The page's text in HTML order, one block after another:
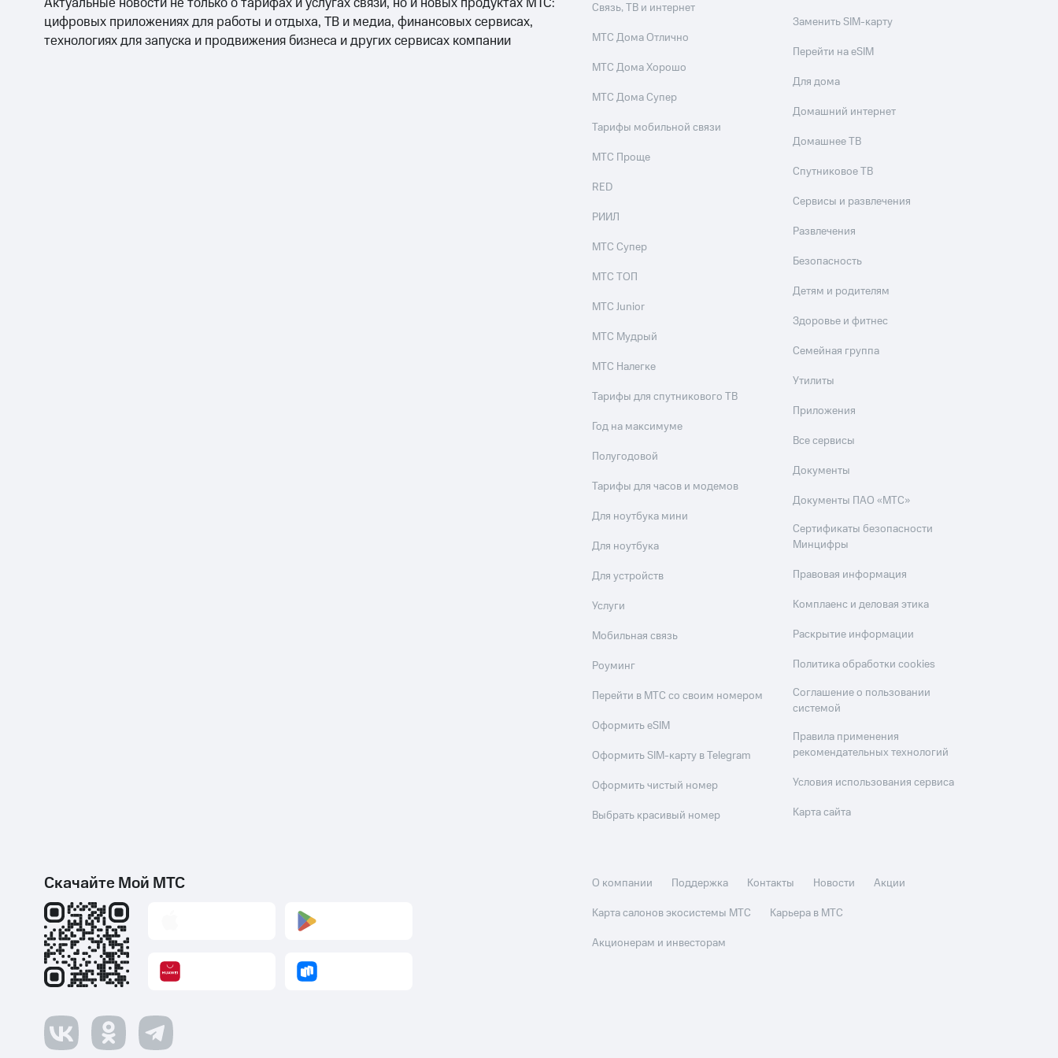
цифровых приложениях для работы и отдыха, ТВ и медиа, финансовых сервисах,
технологиях для запуска и продвижения бизнеса и других сервисах компании
Связь, ТВ и интернет
МТС Дома Отлично
МТС Дома Хорошо
МТС Дома Супер
Тарифы мобильной связи
МТС Проще
RED
РИИЛ
МТС Супер
МТС ТОП
МТС Junior
МТС Мудрый
МТС Налегке
Тарифы для спутникового ТВ
Год на максимуме
Полугодовой
Тарифы для часов и модемов
Для ноутбука мини
Для ноутбука
Для устройств
Услуги
Мобильная связь
Роуминг
Перейти в МТС со своим номером
Оформить eSIM
Оформить SIM-карту в Telegram
Оформить чистый номер
Выбрать красивый номер
Заменить SIM-карту
Перейти на eSIM
Для дома
Домашний интернет
Домашнее ТВ
Спутниковое ТВ
Сервисы и развлечения
Развлечения
Безопасность
Детям и родителям
Здоровье и фитнес
Семейная группа
Утилиты
Приложения
Все сервисы
Документы
Документы ПАО «МТС»
Сертификаты безопасности
Минцифры
Правовая информация
Комплаенс и деловая этика
Раскрытие информации
Политика обработки cookies
Соглашение о пользовании
системой
Правила применения
рекомендательных технологий
Условия использования сервиса
Карта сайта
Скачайте Мой МТС О компании Поддержка Контакты Новости
Акции
Карта салонов экосистемы МТС
Карьера в МТС
Акционерам и инвесторам